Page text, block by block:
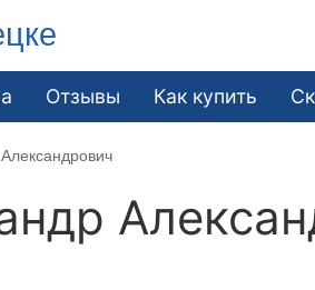
Отзывы Как купить